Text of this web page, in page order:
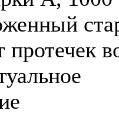
протечек